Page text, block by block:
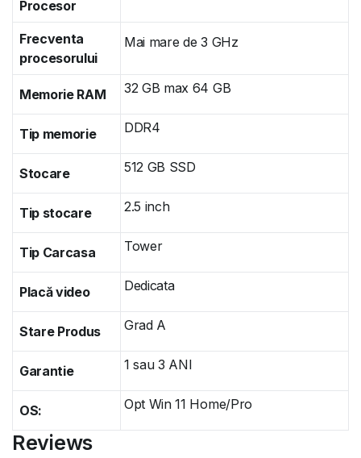
Procesor
Frecventa
procesorului
Mai mare de 3 GHz
Memorie RAM 32 GB max 64 GB
Tip memorie DDR4
Stocare 512 GB SSD
Tip stocare 2.5 inch
Tip Carcasa Tower
Placă video Dedicata
Stare Produs Grad A
Garantie 1 sau 3 ANI
OS: Opt Win 11 Home/Pro
Reviews